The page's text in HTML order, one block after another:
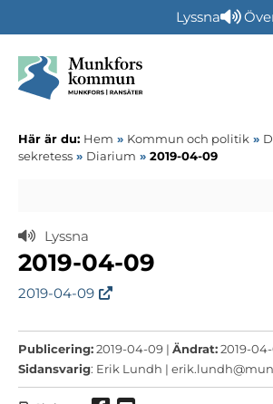
Lyssna
Här är du: Hem » Kommun och politik »
sekretess » Diarium » 2019-04-09
Lyssna
2019-04-09
2019-04-09
Publicering:2019-04-09 | Ändrat:2019-
Sidansvarig: Erik Lundh |